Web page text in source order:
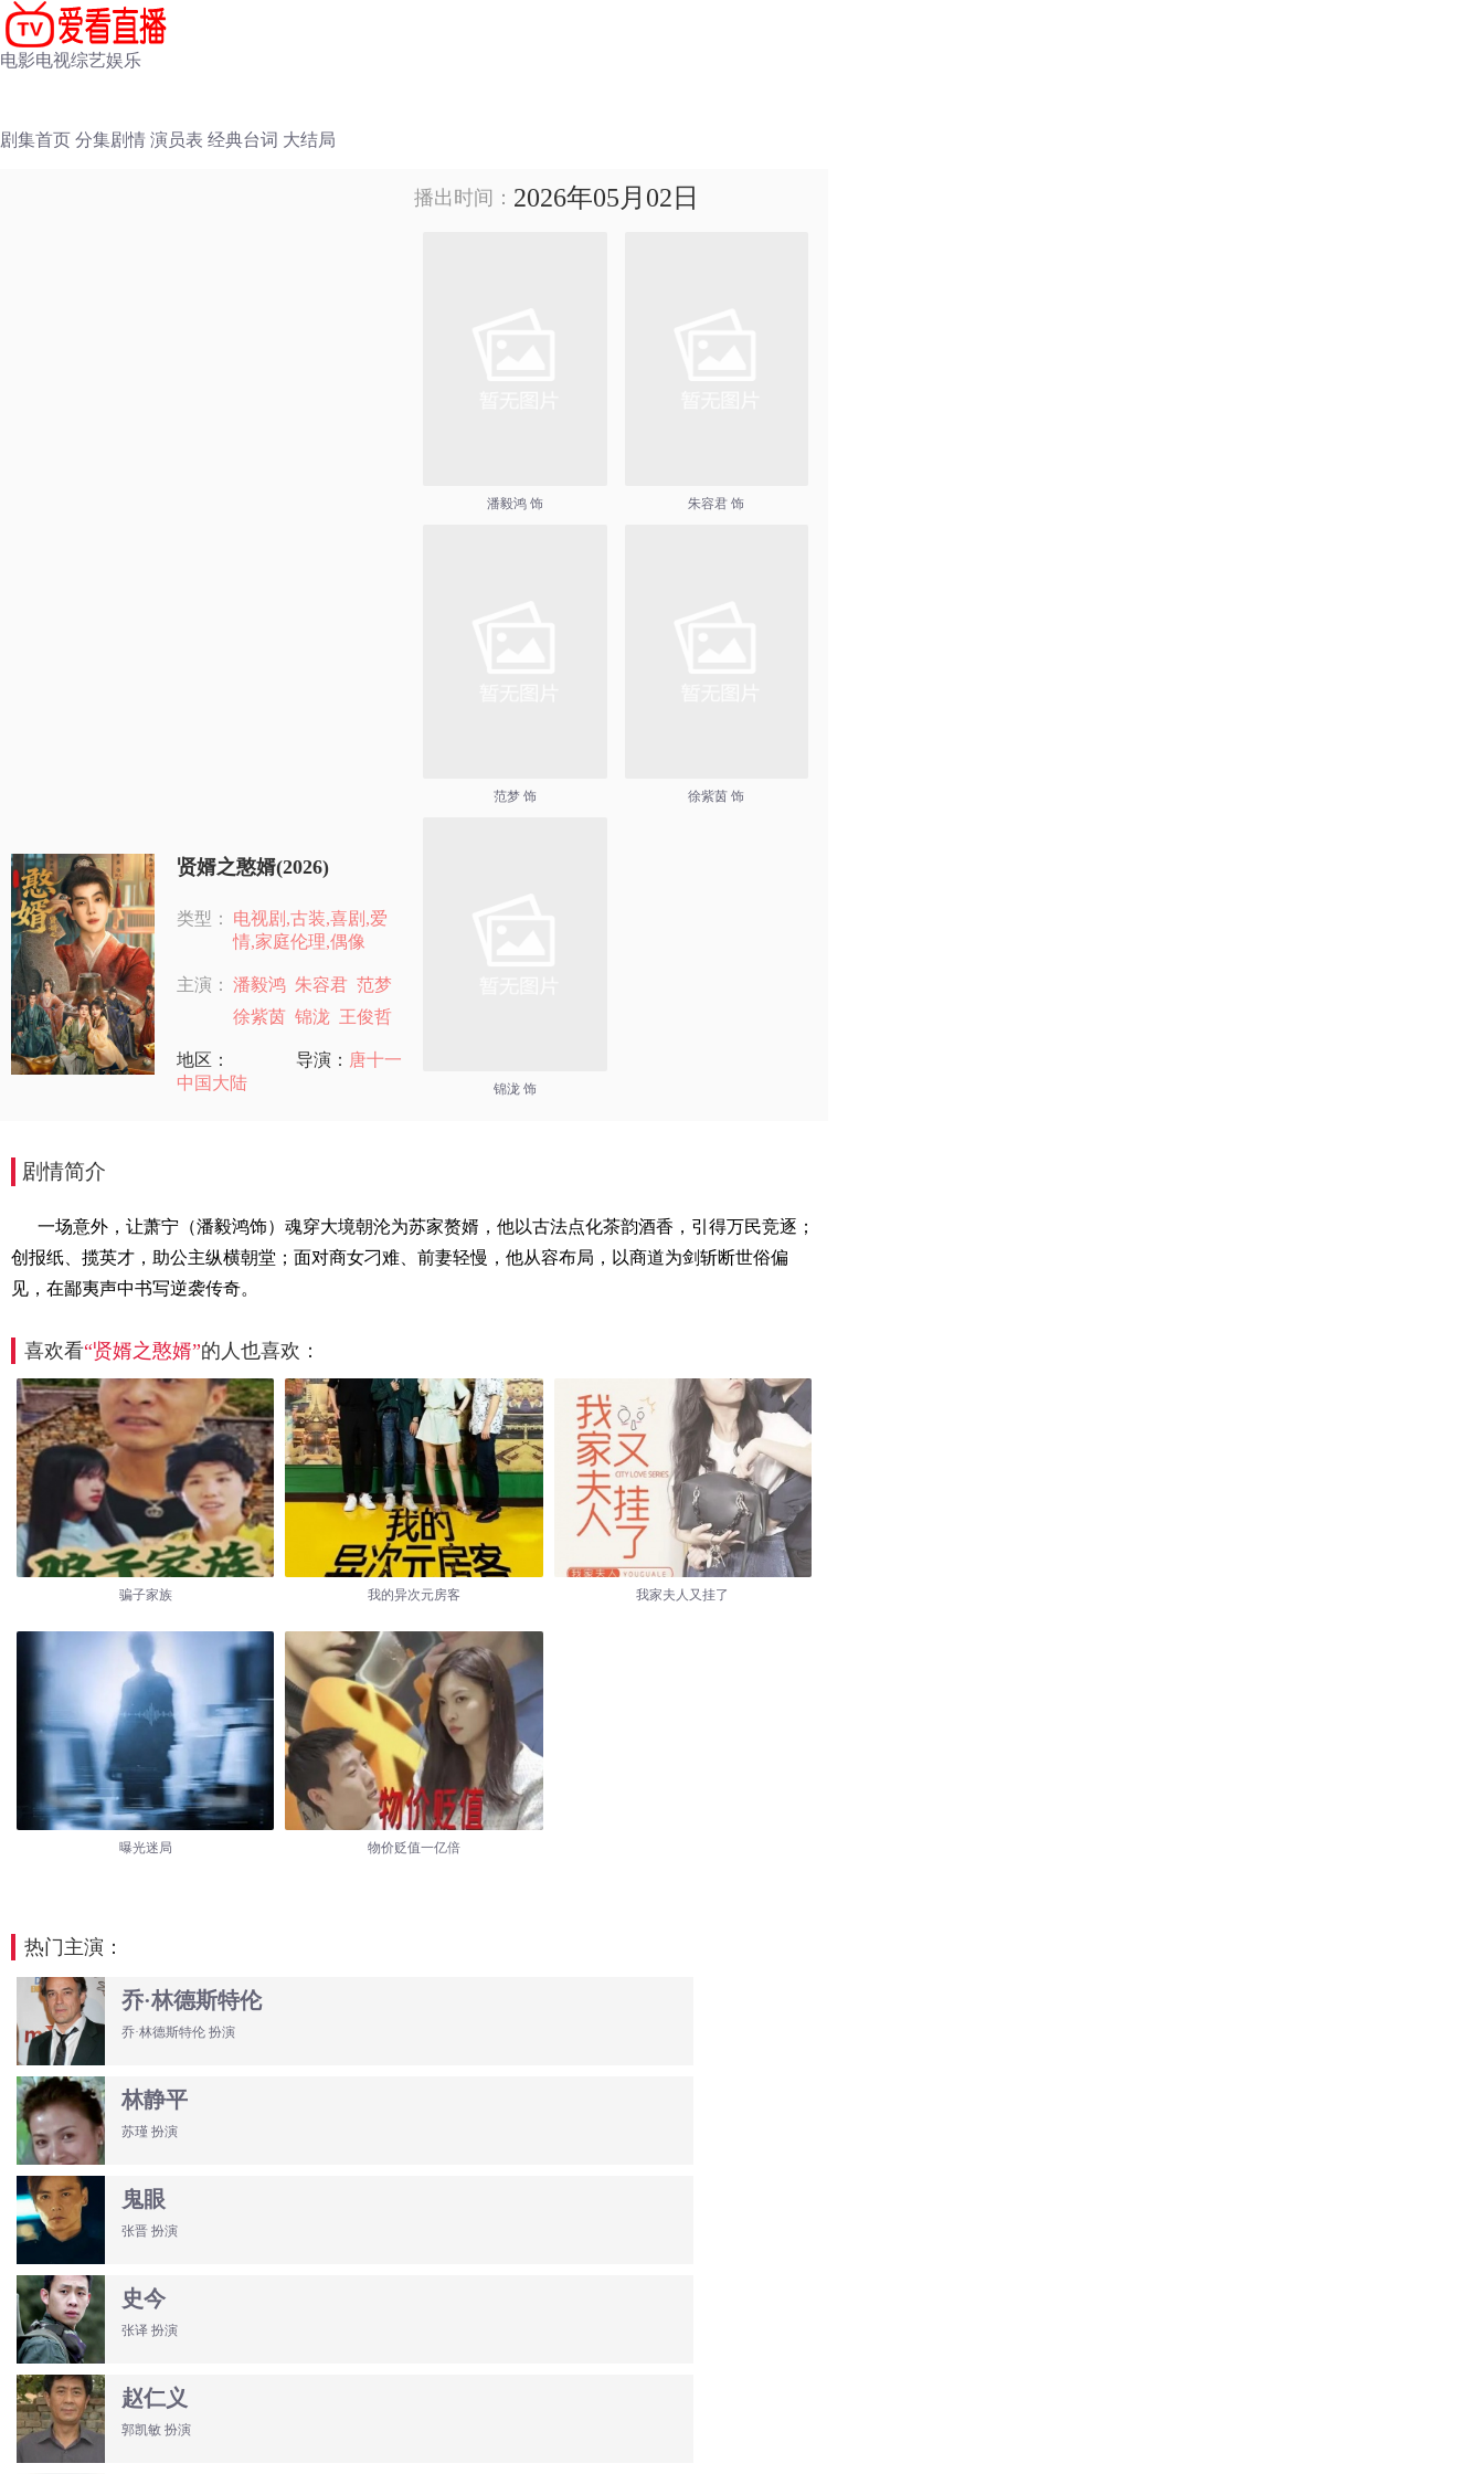
电影电视综艺娱乐
剧集首页 分集剧情 演员表 经典台词 大结局
贤婿之憨婿(2026)
类型：
电视剧,古装,喜剧,爱
情,家庭伦理,偶像
主演： 潘毅鸿 朱容君 范梦
徐紫茵 锦泷 王俊哲
地区：
中国大陆
导演： 唐十一
播出时间： 2026年05月02日
潘毅鸿 饰 朱容君 饰
范梦 饰 徐紫茵 饰
锦泷 饰
剧情简介
一场意外，让萧宁（潘毅鸿饰）魂穿大境朝沦为苏家赘婿，他以古法点化茶韵酒香，引得万民竞逐；
创报纸、揽英才，助公主纵横朝堂；面对商女刁难、前妻轻慢，他从容布局，以商道为剑斩断世俗偏
见，在鄙夷声中书写逆袭传奇。
喜欢看“贤婿之憨婿”的人也喜欢：
骗子家族 我的异次元房客 我家夫人又挂了
曝光迷局 物价贬值一亿倍
热门主演：
乔·林德斯特伦
乔·林德斯特伦 扮演
林静平
苏瑾 扮演
鬼眼
张晋 扮演
史今
张译 扮演
赵仁义
郭凯敏 扮演